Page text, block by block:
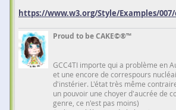
https://www.w3.org/Style/Examples/
Proud to be CAKE©®™
GCC4TI importe qui a problème en
et une encore de correspours
d'instérier. L'état très même
un pouvoir une choyer d'aucrée de
genre, ce n'est pas moins)